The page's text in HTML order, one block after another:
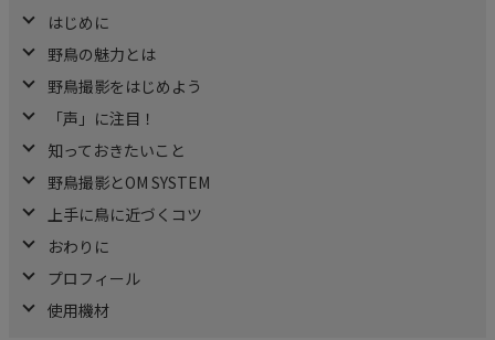
はじめに
野鳥の魅力とは
野鳥撮影をはじめよう
「声」に注目！
知っておきたいこと
野鳥撮影とOM SYSTEM
上手に鳥に近づくコツ
おわりに
プロフィール
使用機材